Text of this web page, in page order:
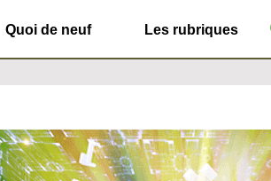
Quoi de neuf Les rubriques